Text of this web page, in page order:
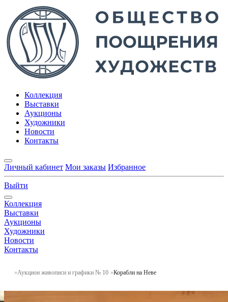
Коллекция
Выставки
Аукционы
Художники
Новости
Контакты
Личный кабинет Мои заказы Избранное
Выйти
Коллекция
Выставки
Аукционы
Художники
Новости
Контакты
Аукцион живописи и графики № 10 Корабли на Неве